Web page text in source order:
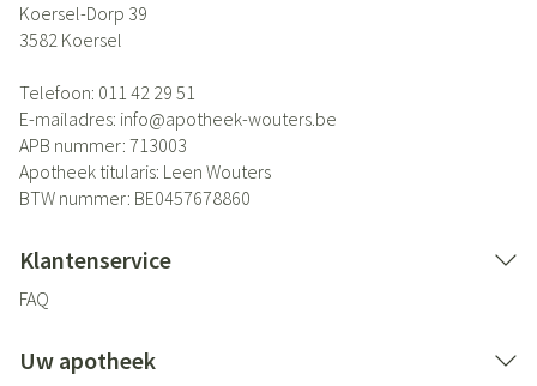
Koersel-Dorp 39
3582 Koersel
Telefoon: 011 42 29 51
E-mailadres: info@apotheek-wouters.be
APB nummer: 713003
Apotheek titularis: Leen Wouters
BTW nummer: BE0457678860
Klantenservice
FAQ
Uw apotheek